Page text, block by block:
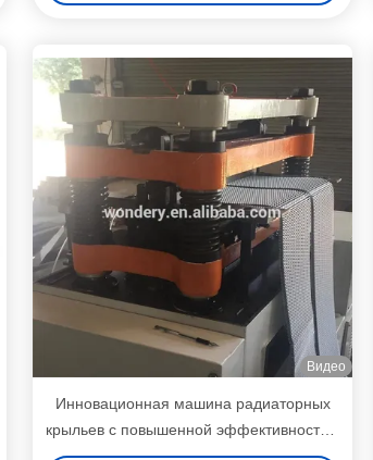
Видео
Инновационная машина радиаторных
крыльев с повышенной эффективностью
теплопередачи для автомобильных